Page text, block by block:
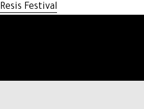
Resis Festival